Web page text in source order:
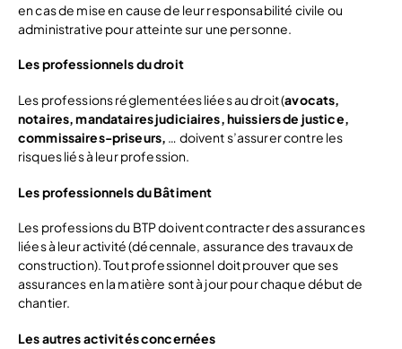
en cas de mise en cause de leur responsabilité civile ou
administrative pour atteinte sur une personne.
Les professionnels du droit
Les professions réglementées liées au droit (avocats,
notaires, mandataires judiciaires, huissiers de justice,
commissaires-priseurs, … doivent s’assurer contre les
risques liés à leur profession.
Les professionnels du Bâtiment
Les professions du BTP doivent contracter des assurances
liées à leur activité (décennale, assurance des travaux de
construction). Tout professionnel doit prouver que ses
assurances en la matière sont à jour pour chaque début de
chantier.
Les autres activités concernées